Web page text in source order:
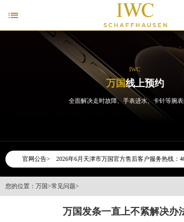

IWC
万国线上预约
全面解决走时故障、手表进水、卡针等腕表
官网公告>
2026年6月天津市万国官方售后客户服务热线：
2026年6月万国售后服务中心最新网点地址：
节假日正常营业！
您的位置： 万国>常见问题>
万国发条一直上不紧解决办